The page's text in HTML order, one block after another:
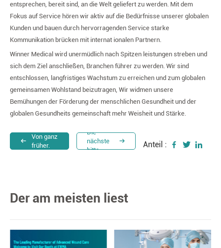
entsprechen, bereit sind, an die Welt geliefert zu werden. Mit dem
Fokus auf Service hören wir aktiv auf die Bedürfnisse unserer globalen
Kunden und bauen durch hervorragenden Service starke
Kommunikation brücken mit internat ionalen Partnern.
Winner Medical wird unermüdlich nach Spitzen leistungen streben und
sich dem Ziel anschließen, Branchen führer zu werden. Wir sind
entschlossen, langfristiges Wachstum zu erreichen und zum globalen
gemeinsamen Wohlstand beizutragen, Wir widmen unsere
Bemühungen der Förderung der menschlichen Gesundheit und der
globalen Gesundheits gemeinschaft mehr Weisheit und Stärke.
Von ganz
früher.
Die
nächste
bitte.
Anteil :
Der am meisten liest